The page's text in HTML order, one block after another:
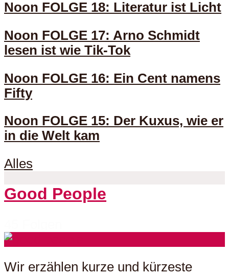
Noon FOLGE 18: Literatur ist Licht
Noon FOLGE 17: Arno Schmidt
lesen ist wie Tik-Tok
Noon FOLGE 16: Ein Cent namens
Fifty
Noon FOLGE 15: Der Kuxus, wie er
in die Welt kam
Alles
Good People
Wir erzählen kurze und kürzeste